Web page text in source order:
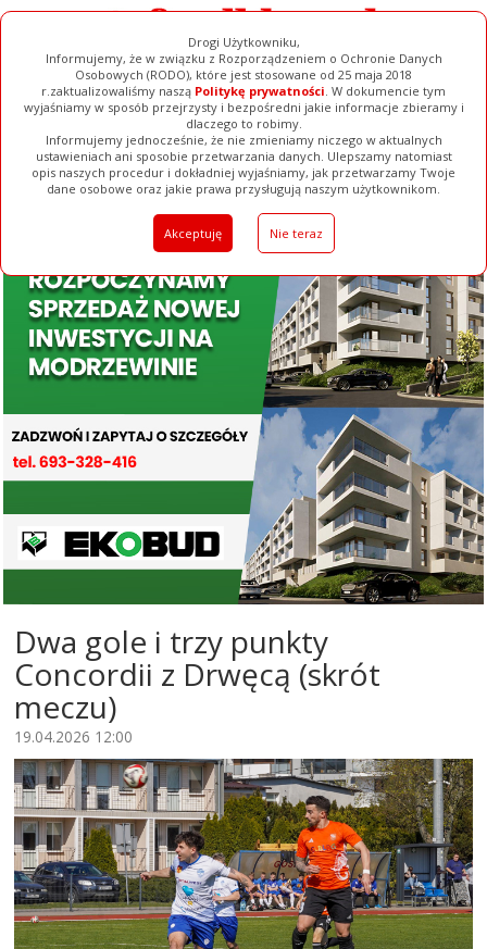
Drogi Użytkowniku,
Informujemy, że w związku z Rozporządzeniem o Ochronie Danych
Osobowych (RODO), które jest stosowane od 25 maja 2018
r.zaktualizowaliśmy naszą Politykę prywatności. W dokumencie tym
wyjaśniamy w sposób przejrzysty i bezpośredni jakie informacje zbieramy i
dlaczego to robimy.
Informujemy jednocześnie, że nie zmieniamy niczego w aktualnych
ustawieniach ani sposobie przetwarzania danych. Ulepszamy natomiast
opis naszych procedur i dokładniej wyjaśniamy, jak przetwarzamy Twoje
dane osobowe oraz jakie prawa przysługują naszym użytkownikom.
Akceptuję Nie teraz
Ogłoszenia Filmy Galerie Baza Firm Pełna Wersja
Dwa gole i trzy punkty
Concordii z Drwęcą (skrót
meczu)
19.04.2026 12:00